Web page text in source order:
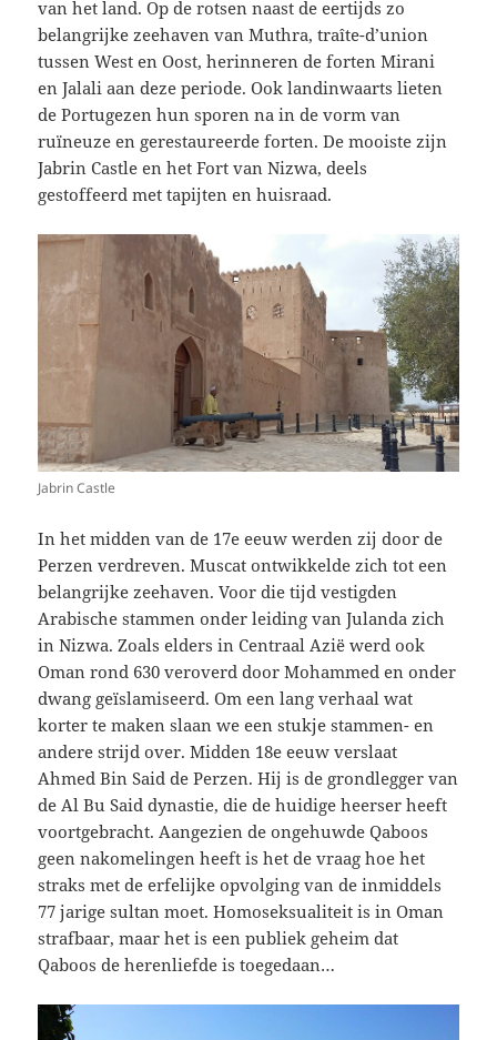
van het land. Op de rotsen naast de eertijds zo
belangrijke zeehaven van Muthra, traîte-d’union
tussen West en Oost, herinneren de forten Mirani
en Jalali aan deze periode. Ook landinwaarts lieten
de Portugezen hun sporen na in de vorm van
ruïneuze en gerestaureerde forten. De mooiste zijn
Jabrin Castle en het Fort van Nizwa, deels
gestoffeerd met tapijten en huisraad.
Jabrin Castle
In het midden van de 17e eeuw werden zij door de
Perzen verdreven. Muscat ontwikkelde zich tot een
belangrijke zeehaven. Voor die tijd vestigden
Arabische stammen onder leiding van Julanda zich
in Nizwa. Zoals elders in Centraal Azië werd ook
Oman rond 630 veroverd door Mohammed en onder
dwang geïslamiseerd. Om een lang verhaal wat
korter te maken slaan we een stukje stammen- en
andere strijd over. Midden 18e eeuw verslaat
Ahmed Bin Said de Perzen. Hij is de grondlegger van
de Al Bu Said dynastie, die de huidige heerser heeft
voortgebracht. Aangezien de ongehuwde Qaboos
geen nakomelingen heeft is het de vraag hoe het
straks met de erfelijke opvolging van de inmiddels
77 jarige sultan moet. Homoseksualiteit is in Oman
strafbaar, maar het is een publiek geheim dat
Qaboos de herenliefde is toegedaan…